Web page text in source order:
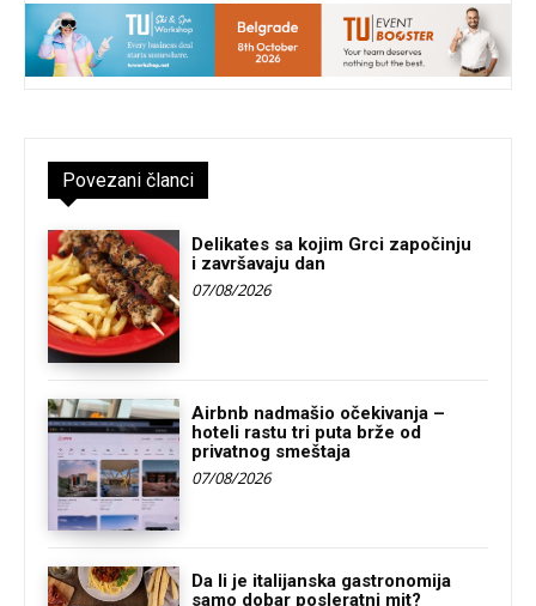
Povezani članci
Delikates sa kojim Grci započinju
i završavaju dan
07/08/2026
Airbnb nadmašio očekivanja –
hoteli rastu tri puta brže od
privatnog smeštaja
07/08/2026
Da li je italijanska gastronomija
samo dobar posleratni mit?